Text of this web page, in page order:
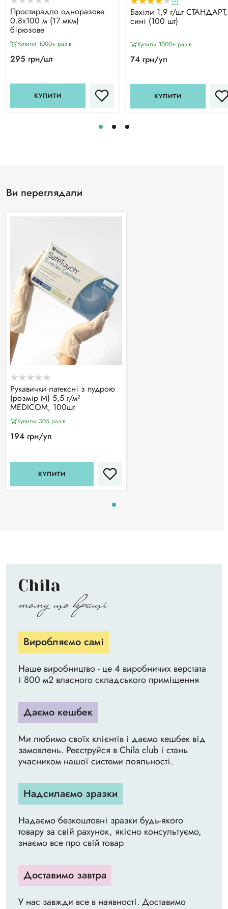
Простирадло одноразове
0.8х100 м (17 мкм)
бірюзове
Купили 1000+ разiв
295 грн/шт
КУПИТИ
Бахіли 1,9 г/шт СТАНДАРТ,
сині (100 шт)
Купили 1000+ разiв
74 грн/уп
КУПИТИ
Ви переглядали
Рукавички латексні з пудрою
(розмір M) 5,5 г/м²
MEDICOM, 100шт
Купили 305 разiв
194 грн/уп
КУПИТИ
Chila
тому що кращі
Виробляємо самі
Наше виробництво - це 4 виробничих верстата
і 800 м2 власного складського приміщення
Даємо кешбек
Ми любимо своїх клієнтів і даємо кешбек від
замовлень. Реєструйся в Chila club і стань
учасником нашої системи лояльності.
Надсилаємо зразки
Надаємо безкоштовні зразки будь-якого
товару за свій рахунок, якісно консультуємо,
знаємо все про свій товар
Доставимо завтра
У нас завжди все в наявності. Доставимо